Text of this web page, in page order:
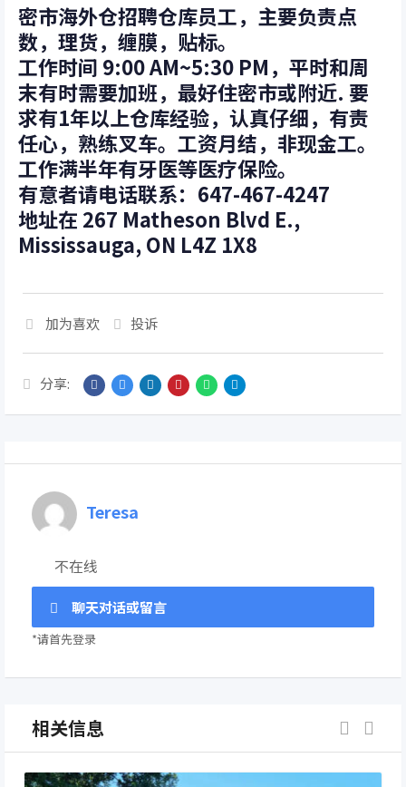
密市海外仓招聘仓库员工，主要负责点
数，理货，缠膜，贴标。
工作时间 9:00 AM~5:30 PM，平时和周
末有时需要加班，最好住密市或附近. 要
求有1年以上仓库经验，认真仔细，有责
任心，熟练叉车。工资月结，非现金工。
工作满半年有牙医等医疗保险。
有意者请电话联系：647-467-4247
地址在 267 Matheson Blvd E.,
Mississauga, ON L4Z 1X8
加为喜欢 投诉
分享:
Teresa
不在线
聊天对话或留言
*请首先登录
相关信息